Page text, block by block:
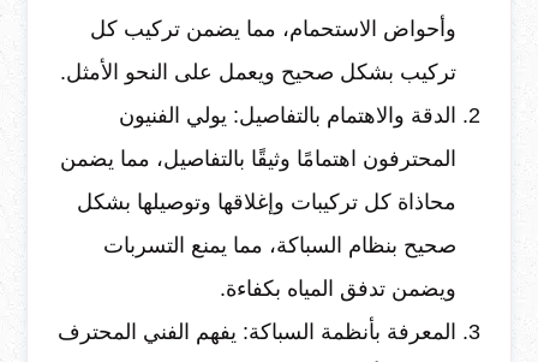
وأحواض الاستحمام، مما يضمن تركيب كل
تركيب بشكل صحيح ويعمل على النحو الأمثل.
الدقة والاهتمام بالتفاصيل: يولي الفنيون
المحترفون اهتمامًا وثيقًا بالتفاصيل، مما يضمن
محاذاة كل تركيبات وإغلاقها وتوصيلها بشكل
صحيح بنظام السباكة، مما يمنع التسربات
ويضمن تدفق المياه بكفاءة.
المعرفة بأنظمة السباكة: يفهم الفني المحترف